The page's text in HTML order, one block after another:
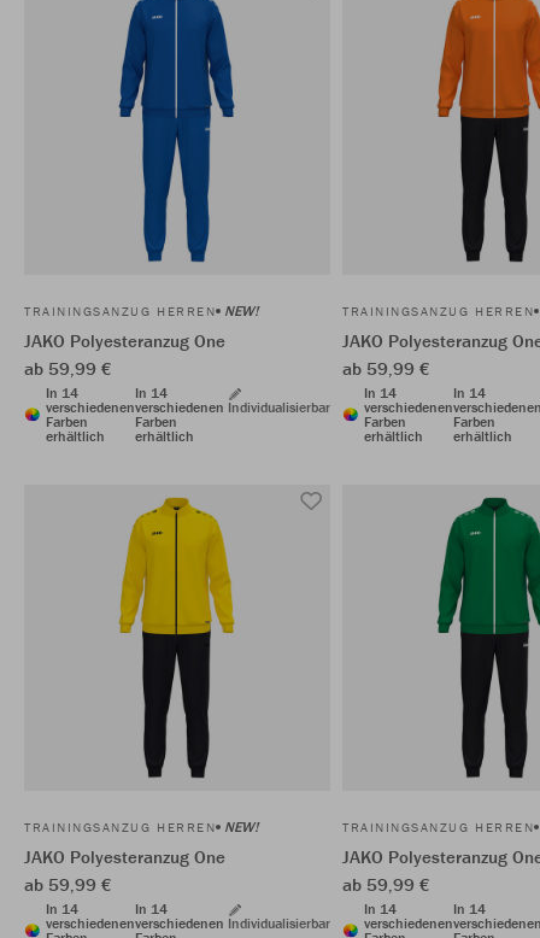
TRAININGSANZUG HERREN NEW!
JAKO Polyesteranzug One
ab 59,99 €
In 14
verschiedenen
Farben
erhältlich
In 14
verschiedenen
Farben
erhältlich
Individualisierbar
TRAININGSANZUG HERREN
JAKO Polyesteranzug
ab 59,99 €
In 14
verschiedenen
Farben
erhältlich
In 14
Farben
erhältlich
TRAININGSANZUG HERREN NEW!
JAKO Polyesteranzug One
ab 59,99 €
In 14
verschiedenen
In 14
verschiedenen Individualisierbar
TRAININGSANZUG HERREN
JAKO Polyesteranzug
ab 59,99 €
In 14
verschiedenen
In 14